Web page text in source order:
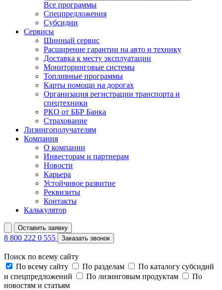
Все программы
Спецпредложения
Субсидии
Сервисы
Шинный сервис
Расширение гарантии на авто и технику
Доставка к месту эксплуатации
Мониторинговые системы
Топливные программы
Карты помощи на дорогах
Организация регистрации транспорта и
спецтехники
РКО от ББР Банка
Страхование
Лизингополучателям
Компания
О компании
Инвесторам и партнерам
Новости
Карьера
Устойчивое развитие
Реквизиты
Контакты
Калькулятор
Оставить заявку
8 800 222 0 555 Заказать звонок
Поиск по всему сайту
По всему сайту
По разделам
По каталогу субсидий
и спецпредложений
По лизинговым продуктам
По
новостям и статьям